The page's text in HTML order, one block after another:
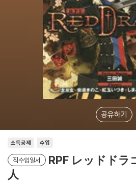
공유하기
소득공제 수입
직수입일서
RPF レッドドラ
人